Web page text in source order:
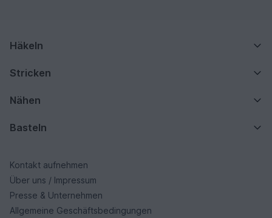
Häkeln
Stricken
Nähen
Basteln
Kontakt aufnehmen
Über uns / Impressum
Presse & Unternehmen
Allgemeine Geschäftsbedingungen